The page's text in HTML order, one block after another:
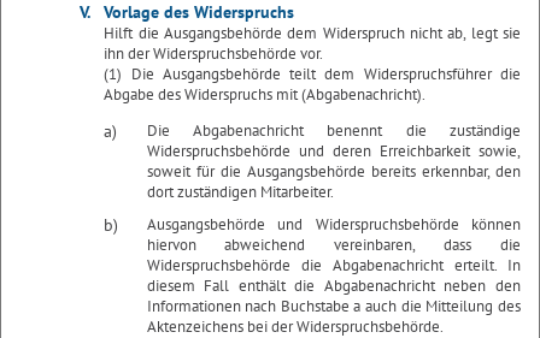
V. Vorlage des Widerspruchs
Hilft die Ausgangsbehörde dem Widerspruch nicht ab, legt sie
ihn der Widerspruchsbehörde vor.
(1) Die Ausgangsbehörde teilt dem Widerspruchsführer die
Abgabe des Widerspruchs mit (Abgabenachricht).
a)
Die Abgabenachricht benennt die zuständige
Widerspruchsbehörde und deren Erreichbarkeit sowie,
soweit für die Ausgangsbehörde bereits erkennbar, den
dort zuständigen Mitarbeiter.
b)
Ausgangsbehörde und Widerspruchsbehörde können
hiervon abweichend vereinbaren, dass die
Widerspruchsbehörde die Abgabenachricht erteilt. In
diesem Fall enthält die Abgabenachricht neben den
Informationen nach Buchstabe a auch die Mitteilung des
Aktenzeichens bei der Widerspruchsbehörde.